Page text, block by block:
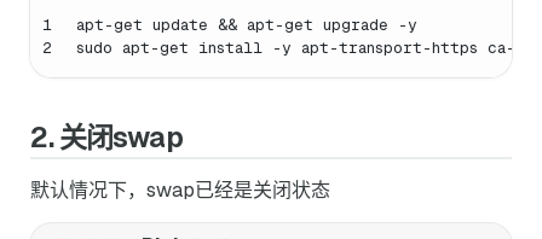
1
2
apt-get update && apt-get upgrade -y
sudo apt-get install -y apt-transport-https ca-
2. 关闭swap
默认情况下，swap已经是关闭状态